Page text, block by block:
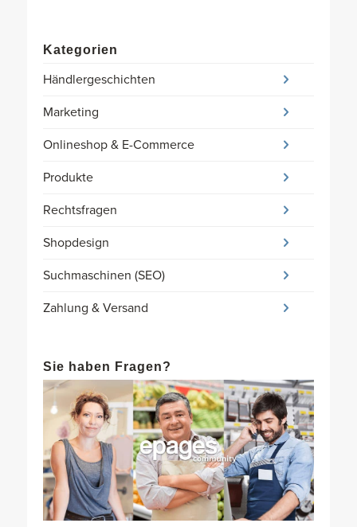
Kategorien
Händlergeschichten
Marketing
Onlineshop & E-Commerce
Produkte
Rechtsfragen
Shopdesign
Suchmaschinen (SEO)
Zahlung & Versand
Sie haben Fragen?